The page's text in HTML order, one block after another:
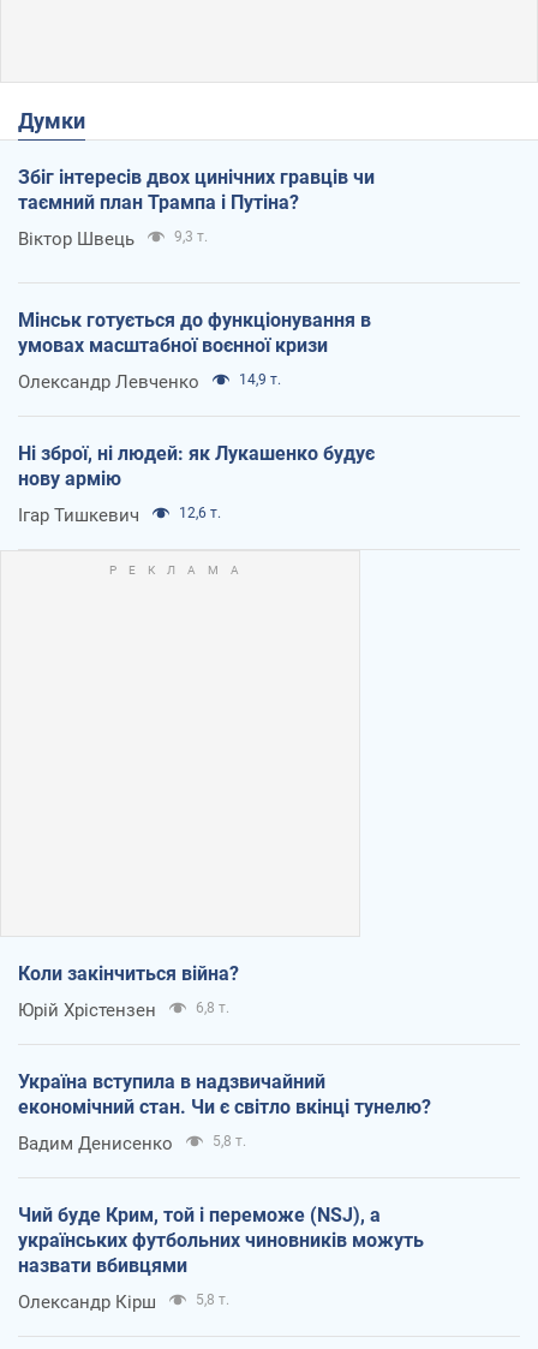
Думки
Збіг інтересів двох цинічних гравців чи
таємний план Трампа і Путіна?
Віктор Швець 9,3 т.
Мінськ готується до функціонування в
умовах масштабної воєнної кризи
Олександр Левченко 14,9 т.
Ні зброї, ні людей: як Лукашенко будує
нову армію
Ігар Тишкевич 12,6 т.
Коли закінчиться війна?
Юрій Хрістензен 6,8 т.
Україна вступила в надзвичайний
економічний стан. Чи є світло вкінці тунелю?
Вадим Денисенко 5,8 т.
Чий буде Крим, той і переможе (NSJ), а
українських футбольних чиновників можуть
назвати вбивцями
Олександр Кірш 5,8 т.